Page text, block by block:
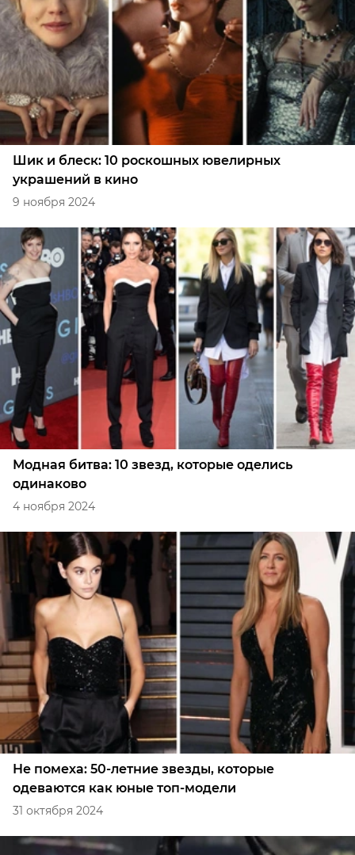
Шик и блеск: 10 роскошных ювелирных
украшений в кино
9 ноября 2024
Модная битва: 10 звезд, которые оделись
одинаково
4 ноября 2024
Не помеха: 50-летние звезды, которые
одеваются как юные топ-модели
31 октября 2024